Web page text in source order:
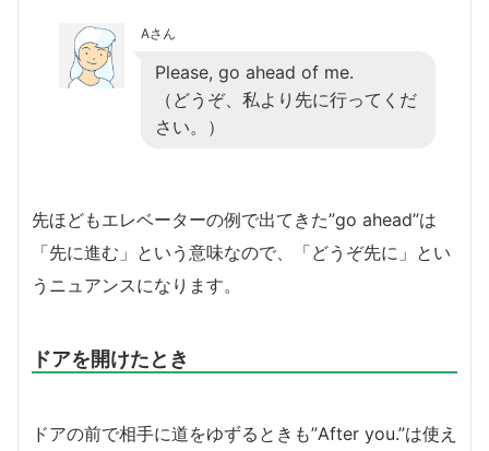
Aさん
Please, go ahead of me.
（どうぞ、私より先に行ってくだ
さい。）
先ほどもエレベーターの例で出てきた”go ahead”は
「先に進む」という意味なので、「どうぞ先に」とい
うニュアンスになります。
ドアを開けたとき
ドアの前で相手に道をゆずるときも”After you.”は使え